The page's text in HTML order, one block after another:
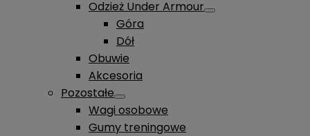
Odzież Under Armour
Góra
Dół
Obuwie
Akcesoria
Pozostałe
Wagi osobowe
Gumy treningowe